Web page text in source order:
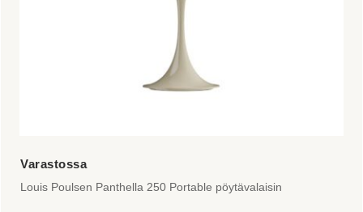
Louis Poulsen Panthella 250 Portable pöytävalaisin